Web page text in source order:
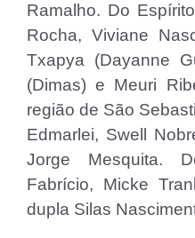
Ramalho. Do
Rocha, Viviane
Txapya (Dayanne
(Dimas) e Meuri
região de São
Edmarlei, Swell
Jorge Mesquita.
Fabrício, Micke
dupla Silas